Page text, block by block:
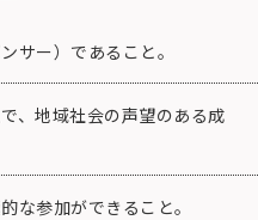
サー）であること。
、地域社会の声望のある成
な参加ができること。